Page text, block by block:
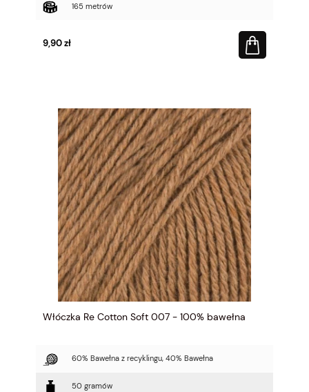
165 metrów
9,90 zł
Włóczka Re Cotton Soft 007 - 100% bawełna
60% Bawełna z recyklingu, 40% Bawełna
50 gramów